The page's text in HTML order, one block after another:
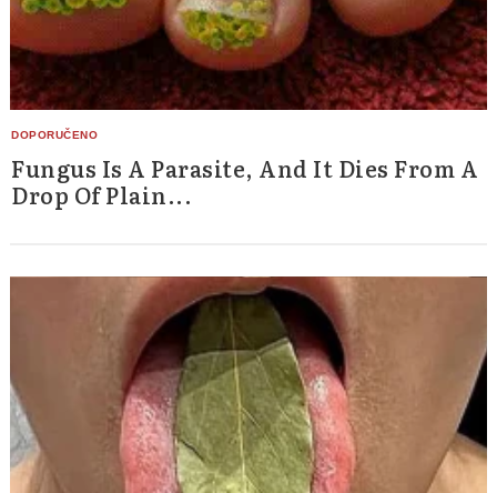
Fungus Is A Parasite, And It Dies From A
Drop Of Plain...